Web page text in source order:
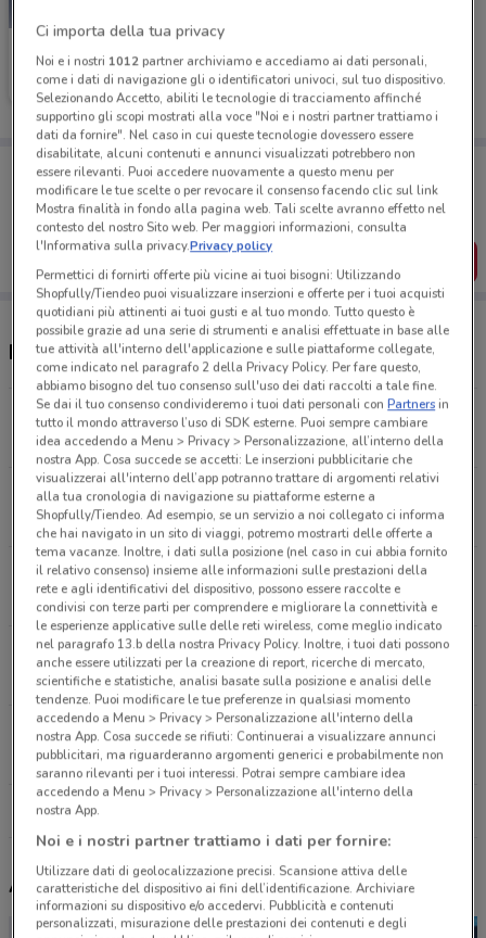
Blukids
Scade il 19/05 486 m
Porta DoveConviene sempre con te!
Puoi trovare le migliori offerte dei negozi vicino a te,
salvarle e creare la tua lista del risparmio, comodamente
dal tuo cellulare.
Negozi Blukids a Bagheria
Via Ruggero VII, 19 Bagheria
486 m
Corso IV Aprile, 145/147 Misilmeri
6.5 km
Via Mariano Stabile, 215 Palermo
13.8 km
APERTO
Piazza F.P. Tosti, 23 Palermo
15.5 km
Via Notarbartolo, 32-32/A Palermo
15.5 km
Altri volantini nelle vicinanze
Ci importa della tua privacy
Noi e i nostri 1012partner archiviamo e accediamo ai dati personali,
come i dati di navigazione gli o identificatori univoci, sul tuo dispositivo.
Selezionando Accetto, abiliti le tecnologie di tracciamento affinché
supportino gli scopi mostrati alla voce "Noi e i nostri partner trattiamo i
dati da fornire". Nel caso in cui queste tecnologie dovessero essere
disabilitate, alcuni contenuti e annunci visualizzati potrebbero non
essere rilevanti. Puoi accedere nuovamente a questo menu per
modificare le tue scelte o per revocare il consenso facendo clic sul link
Mostra finalità in fondo alla pagina web. Tali scelte avranno effetto nel
contesto del nostro Sito web. Per maggiori informazioni, consulta
l'Informativa sulla privacy.Privacy policy
Permettici di fornirti offerte più vicine ai tuoi bisogni: Utilizzando
Shopfully/Tiendeo puoi visualizzare inserzioni e offerte per i tuoi acquisti
quotidiani più attinenti ai tuoi gusti e al tuo mondo. Tutto questo è
possibile grazie ad una serie di strumenti e analisi effettuate in base alle
tue attività all'interno dell'applicazione e sulle piattaforme collegate,
come indicato nel paragrafo 2 della Privacy Policy. Per fare questo,
abbiamo bisogno del tuo consenso sull'uso dei dati raccolti a tale fine.
Se dai il tuo consenso condivideremo i tuoi dati personali conPartnersin
tutto il mondo attraverso l’uso di SDK esterne. Puoi sempre cambiare
idea accedendo a Menu > Privacy > Personalizzazione, all’interno della
nostra App. Cosa succede se accetti: Le inserzioni pubblicitarie che
visualizzerai all'interno dell’app potranno trattare di argomenti relativi
alla tua cronologia di navigazione su piattaforme esterne a
Shopfully/Tiendeo. Ad esempio, se un servizio a noi collegato ci informa
che hai navigato in un sito di viaggi, potremo mostrarti delle offerte a
tema vacanze. Inoltre, i dati sulla posizione (nel caso in cui abbia fornito
il relativo consenso) insieme alle informazioni sulle prestazioni della
rete e agli identificativi del dispositivo, possono essere raccolte e
condivisi con terze parti per comprendere e migliorare la connettività e
le esperienze applicative sulle delle reti wireless, come meglio indicato
nel paragrafo 13.b della nostra Privacy Policy. Inoltre, i tuoi dati possono
anche essere utilizzati per la creazione di report, ricerche di mercato,
scientifiche e statistiche, analisi basate sulla posizione e analisi delle
tendenze. Puoi modificare le tue preferenze in qualsiasi momento
accedendo a Menu > Privacy > Personalizzazione all'interno della
nostra App. Cosa succede se rifiuti: Continuerai a visualizzare annunci
pubblicitari, ma riguarderanno argomenti generici e probabilmente non
saranno rilevanti per i tuoi interessi. Potrai sempre cambiare idea
accedendo a Menu > Privacy > Personalizzazione all'interno della
nostra App.
Noi e i nostri partner trattiamo i dati per fornire:
Utilizzare dati di geolocalizzazione precisi. Scansione attiva delle
caratteristiche del dispositivo ai fini dell’identificazione. Archiviare
informazioni su dispositivo e/o accedervi. Pubblicità e contenuti
personalizzati, misurazione delle prestazioni dei contenuti e degli